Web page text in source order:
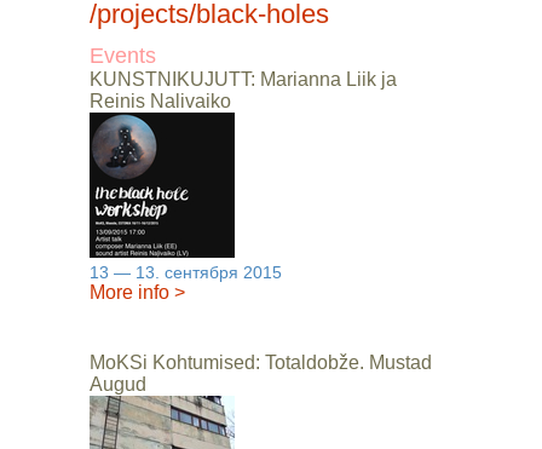
/projects/black-holes
Events
KUNSTNIKUJUTT: Marianna Liik ja
Reinis Nalivaiko
13 — 13. сентября 2015
More info >
MoKSi Kohtumised: Totaldobže. Mustad
Augud